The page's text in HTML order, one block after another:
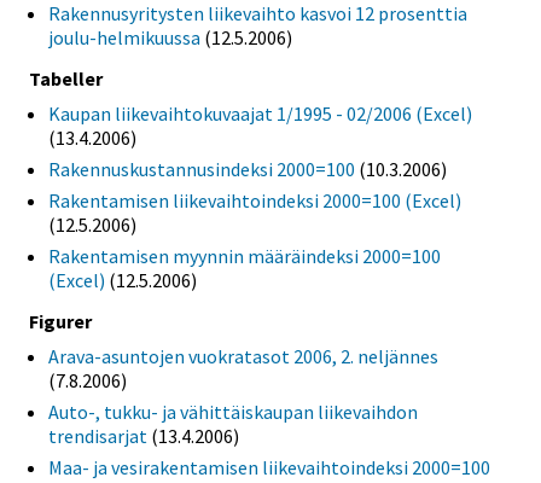
Rakennusyritysten liikevaihto kasvoi 12 prosenttia
joulu-helmikuussa (12.5.2006)
Tabeller
Kaupan liikevaihtokuvaajat 1/1995 - 02/2006 (Excel)
(13.4.2006)
Rakennuskustannusindeksi 2000=100 (10.3.2006)
Rakentamisen liikevaihtoindeksi 2000=100 (Excel)
(12.5.2006)
Rakentamisen myynnin määräindeksi 2000=100
(Excel) (12.5.2006)
Figurer
Arava-asuntojen vuokratasot 2006, 2. neljännes
(7.8.2006)
Auto-, tukku- ja vähittäiskaupan liikevaihdon
trendisarjat (13.4.2006)
Maa- ja vesirakentamisen liikevaihtoindeksi 2000=100